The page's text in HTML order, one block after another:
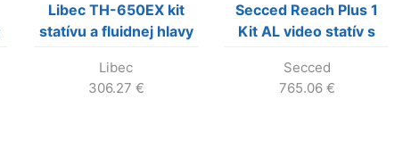
Libec TH-650EX kit
statívu a fluidnej hlavy
rozperou
Libec
306.27 €
Secced Reach Plus 1
Kit AL video statív s
Secced
765.06 €